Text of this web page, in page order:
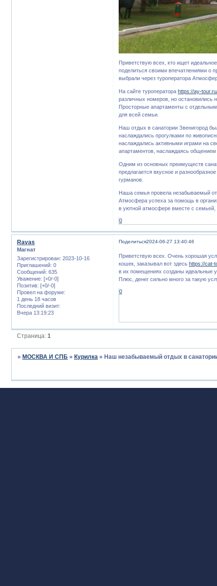
Приветствую всех, кто ищет
поделиться своими впечатлениями о
выбрали через туроператора
На сайте туроператораhttps://ay-
различных номеров, но остановились
Просторные апартаменты с
для всей семьи.
Наш отдых в санатории Звенигород
наслаждались прогулками по
наслаждались активными играми на
апартаментов, наслаждаясь общением
Одним из основных преимуществ
предлагается вкусное и
гурманов.
Наша семья провела незабываемый
Атмосфера успеха за помощь в
в уютной атмосфере вместе с семьей,
0
Поделиться2024-06-27 13:40:46
Ravas
Магнат
Зарегистрирован: 2023-10-16
Приглашений: 0
Сообщений: 635
Уважение: [+0/-0]
Позитив: [+0/-0]
Провел на форуме:
1 день 18 часов
Последний визит:
Вчера 13:19:23
Приветствую всех. Очень хорошая
кошек, заказывал вот здесь https://cat-
в их помещениях созданы идеальные
Плюс, денег сильно много за такую
0
Страница:1
»МОСКВА И СПБ »Курилка »Наш незабываемый отдых в